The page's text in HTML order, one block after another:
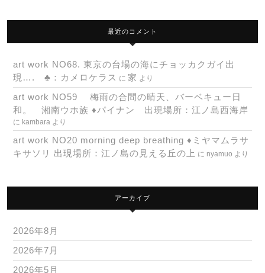
最近のコメント
art work NO68. 東京の台場の海にチョッカクガイ出
現…. ♣：カメロケラス に 家 より
art work NO59 梅雨の合間の晴天、バーベキュー日
和。 湘南ウホ族 ♦パイナン 出現場所：江ノ島西海岸
に kambara より
art work NO20 morning deep breathing ♦ミヤマムラサ
キサソリ 出現場所：江ノ島の見える丘の上 に nyamuo より
アーカイブ
2026年8月
2026年7月
2026年5月